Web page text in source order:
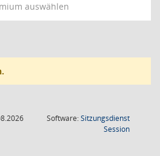
auswählen
Software:Sitzungsdienst
Session(Wird in